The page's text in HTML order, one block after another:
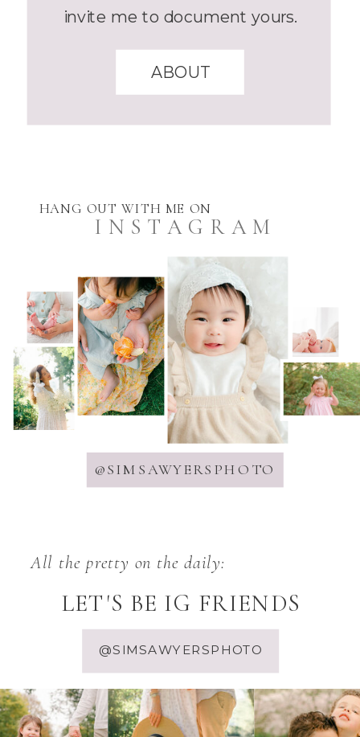
ABOUT
invite me to document yours.
INSTAGRAM
HANG OUT WITH ME ON
@SIMSAWYERSPHOTO
LET'S BE IG FRIENDS
All the pretty on the daily:
@SIMSAWYERSPHOTO